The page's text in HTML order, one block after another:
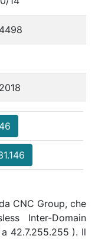
CNC Group, che
Inter-Domain
42.7.255.255 ). Il